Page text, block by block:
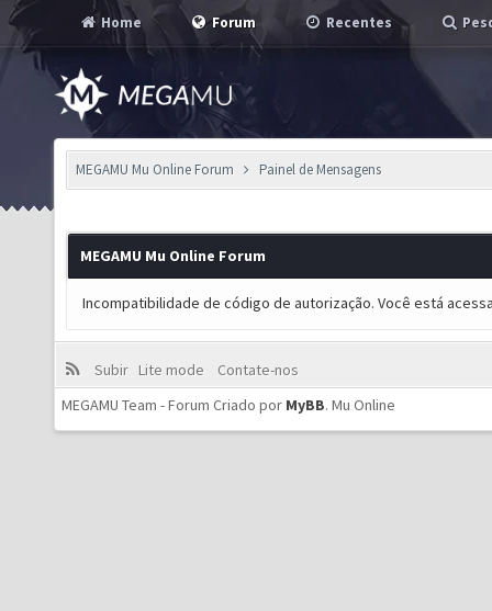
Home Forum Recentes
MEGAMU Mu Online Forum Painel de Mensagens
MEGAMU Mu Online Forum
Incompatibilidade de código de autorização. Você está
Subir Lite mode
Contate-nos
MEGAMU Team - Forum Criado por MyBB. Mu Online